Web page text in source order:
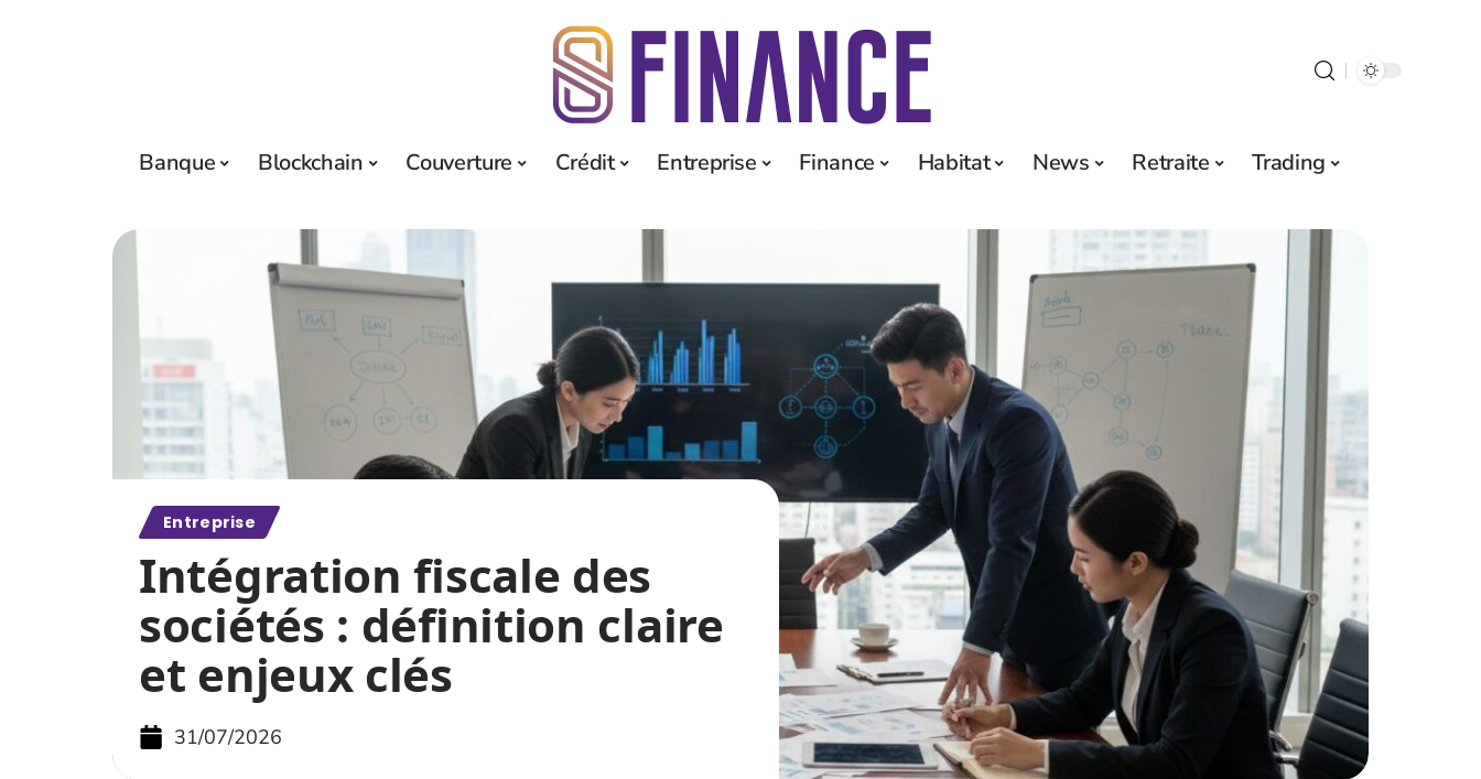
Banque Blockchain Couverture Crédit Entreprise Finance Habitat News Retraite Trading
Entreprise
Intégration fiscale des
sociétés : définition claire
et enjeux clés
31/07/2026